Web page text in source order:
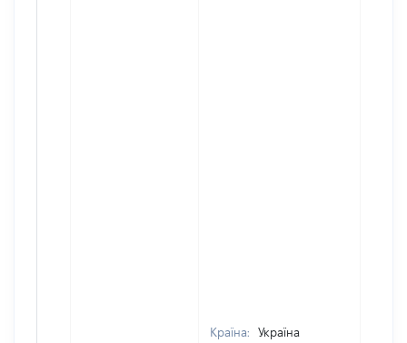
Країна:
Україна